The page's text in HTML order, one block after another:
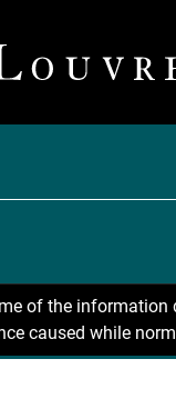
of the
caused while